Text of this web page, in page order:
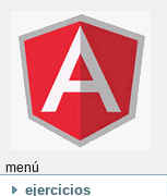
menú
ejercicios